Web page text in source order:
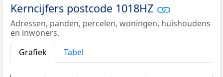
Kerncijfers postcode 1018HZ
Adressen, panden, percelen, woningen, huishoudens
en inwoners.
Grafiek
Tabel